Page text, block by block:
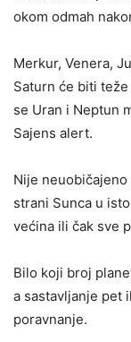
okom odmah
Merkur, Venera,
Saturn će biti
se Uran i Neptun
Sajens alert.
Nije
strani Sunca u
većina ili čak sve
Bilo koji broj
a sastavljanje pet
poravnanje.